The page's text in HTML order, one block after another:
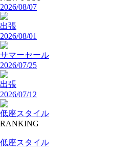
2026/08/07
出張
2026/08/01
サマーセール
2026/07/25
出張
2026/07/12
低座スタイル
RANKING
低座スタイル